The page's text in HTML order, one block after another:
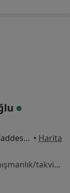
Zühtüpaşa Mahallesi Recep Peker Caddesi No:11, Kadıköy • Harita
Bu uzman ilgili adres için online danışmanlık/takvim sunmuyor.